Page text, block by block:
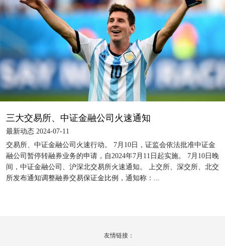
三大交易所、中证金融公司火速通知
最新动态 2024-07-11
交易所、中证金融公司火速行动。 7月10日，证监会依法批准中证金
融公司暂停转融券业务的申请，自2024年7月11日起实施。 7月10日晚
间，中证金融公司、沪深北交易所火速通知。 上交所、深交所、北交
所发布通知调整融券交易保证金比例，通知称：...
友情链接：